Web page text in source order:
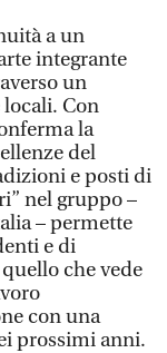
a un
integrante
un
Con
la
del
e posti di
nel gruppo –
– permette
e di
che vede
con una
prossimi anni.